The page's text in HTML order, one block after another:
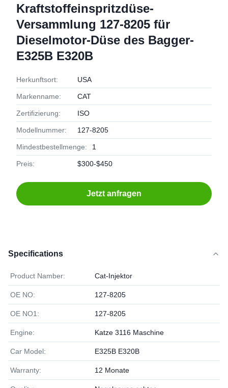
Kraftstoffeinspritzdüse-
Versammlung 127-8205 für
Dieselmotor-Düse des Bagger-
E325B E320B
Herkunftsort: USA
Markenname: CAT
Zertifizierung: ISO
Modellnummer: 127-8205
Mindestbestellmenge: 1
Preis: $300-$450
Jetzt anfragen
Specifications
Product Namber: Cat-Injektor
OE NO: 127-8205
OE NO1: 127-8205
Engine: Katze 3116 Maschine
Car Model: E325B E320B
Warranty: 12 Monate